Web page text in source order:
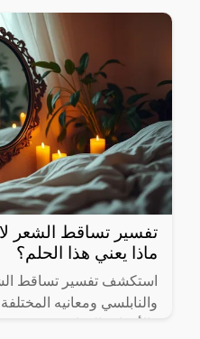
تفسير تساقط الشعر
ماذا يعني هذا الحلم؟
استكشف تفسير تساقط
والنابلسي ومعانيه